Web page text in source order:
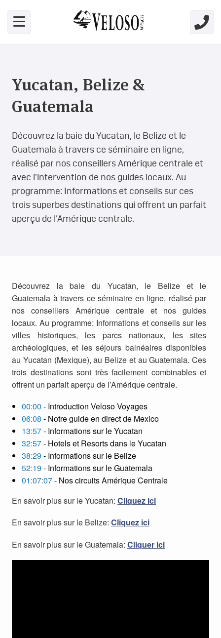
Yucatan, Belize &
Guatemala
Découvrez la baie du Yucatan, le Belize et le
Guatemala à travers ce séminaire en ligne,
réalisé par nos conseillers Amérique centrale et
avec l'intervention de nos guides locaux. Au
programme: Informations et conseils sur ces
trois superbes destinations qui offrent un parfait
aperçu de l’Amérique centrale.
Découvrez la baie du Yucatan, le Belize et le
Guatemala à travers ce séminaire en ligne, réalisé par
nos conseillers Amérique centrale et nos guides
locaux. Au programme: Informations et conseils sur les
villes historiques, les parcs nationaux, les sites
archéologiques, et les séjours balnéaires disponibles
au Yucatan (Mexique), au Belize et au Guatemala. Ces
trois destinations sont très facilement combinables et
offrent un parfait aperçu de l’Amérique centrale.
00:00 - Introduction Veloso Voyages
06:08 - Notre guide en direct de Mexico
13:57- Informations sur le Yucatan
32:57- Hotels et Resorts dans le Yucatan
38:29 - Informations sur le Belize
52:19 - Informations sur le Guatemala
01:07:07- Nos circuits Amérique Centrale
En savoir plus sur le Yucatan: Cliquez ici
En savoir plus sur le Belize: Cliquez ici
En savoir plus sur le Guatemala: Cliquer ici